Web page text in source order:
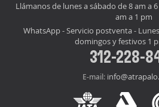
Llámanos de lunes a sábado de 8 am a
am a 1 pm
WhatsApp - Servicio postventa -
domingos y festivos 1
312-228-
E-mail: